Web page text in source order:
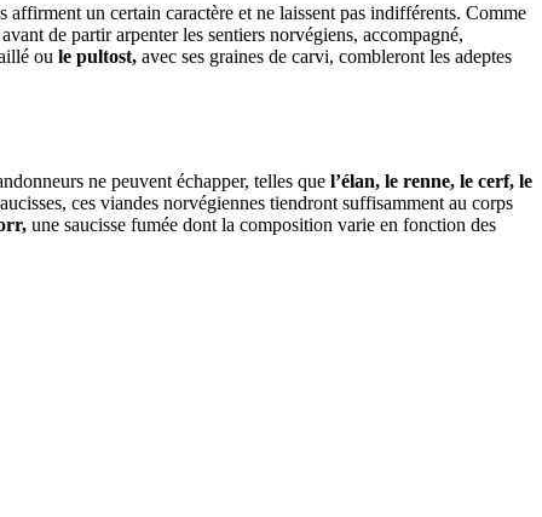
un certain caractère et ne laissent pas indifférents. Comme
de partir arpenter les sentiers norvégiens, accompagné,
ou le pultost, avec ses graines de carvi, combleront les adeptes
ne peuvent échapper, telles que l’élan, le renne, le cerf, le
ces viandes norvégiennes tiendront suffisamment au corps
une saucisse fumée dont la composition varie en fonction des